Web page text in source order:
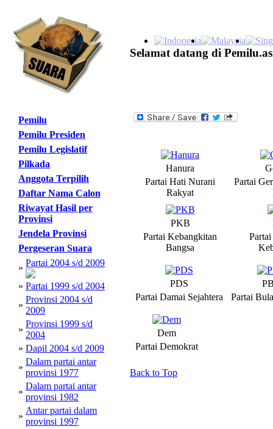
Selamat datang di
Pemilu
Pemilu Presiden
Pemilu Legislatif
Pilkada
Anggota Terpilih
Daftar Nama Calon
Riwayat Hasil per
Provinsi
Jendela Provinsi
Pergeseran Suara
» Partai 2004 s/d 2009
» Partai 1999 s/d 2004
»
Provinsi 2004 s/d
2009
»
Provinsi 1999 s/d
2004
» Dapil 2004 s/d 2009
»
Dalam partai antar
provinsi 1977
»
Dalam partai antar
provinsi 1982
»
Antar partai dalam
provinsi 1997
Hanura
Partai Hati Nurani
Rakyat
Partai
PKB
Partai Kebangkitan
Bangsa
PDS
Partai Damai Sejahtera
Partai
Dem
Partai Demokrat
Back to Top